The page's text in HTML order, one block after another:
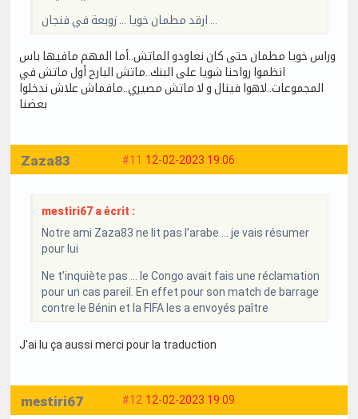
وراس خويا مطمان حتى كان نعاودو الماتش..أما المهم مافيها باس
انظموا رواحنا شويا على البنك..ماتش البارح أول ماتش في
المجموعات..لاهوا فينال و لا ماتش مصيري..مافماش علاش ندخلوا
بعضنا
#11 12-02-2023 19:06
Zaza83
mestiri67 a écrit :
Notre ami Zaza83 ne lit pas l’arabe … je vais résumer
pour lui
Ne t’inquiète pas … le Congo avait fais une réclamation
pour un cas pareil. En effet pour son match de barrage
contre le Bénin et la FIFA les a envoyés paître
J'ai lu ça aussi merci pour la traduction
#12 12-02-2023 19:09
mestiri67